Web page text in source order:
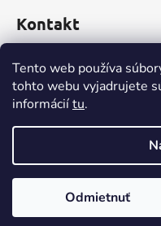
Tento web používa
tohto webu vyjadrujete
informáciítu.
Odmietnuť
Kontakt
obchod@
0910 999 552
Copyright 2026
vyhradené.